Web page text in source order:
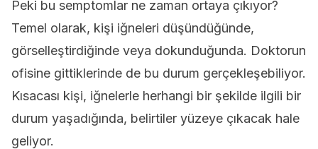
Peki bu semptomlar ne zaman ortaya çıkıyor?
Temel olarak, kişi iğneleri düşündüğünde,
görselleştirdiğinde veya dokunduğunda. Doktorun
ofisine gittiklerinde de bu durum gerçekleşebiliyor.
Kısacası kişi, iğnelerle herhangi bir şekilde ilgili bir
durum yaşadığında, belirtiler yüzeye çıkacak hale
geliyor.